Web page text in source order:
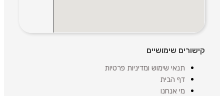
קישורים שימושיים
תנאי שימוש ומדיניות פרטיות
דף הבית
מי אנחנו